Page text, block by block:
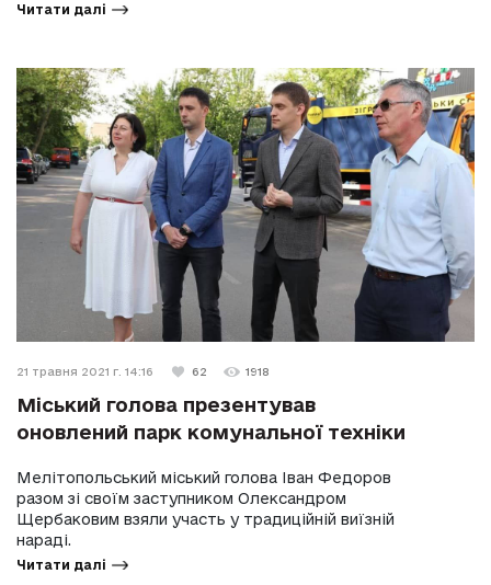
Читати далі
21 травня 2021 г. 14:16 62 1918
Міський голова презентував
оновлений парк комунальної техніки
Мелітопольський міський голова Іван Федоров
разом зі своїм заступником Олександром
Щербаковим взяли участь у традиційній виїзній
нараді.
Читати далі